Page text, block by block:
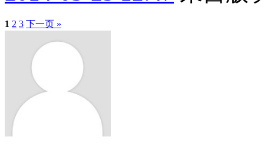
1 2 3 下一页 »